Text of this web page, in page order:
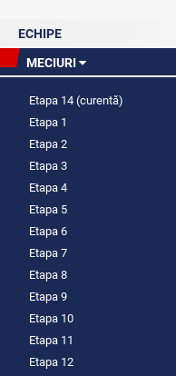
ECHIPE
MECIURI
Etapa 14 (curentă)
Etapa 1
Etapa 2
Etapa 3
Etapa 4
Etapa 5
Etapa 6
Etapa 7
Etapa 8
Etapa 9
Etapa 10
Etapa 11
Etapa 12